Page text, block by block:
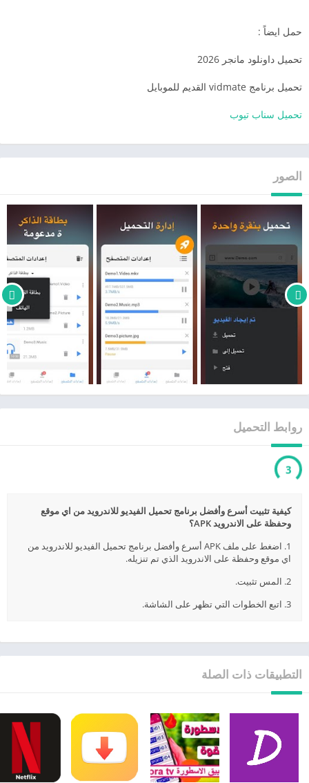
حمل ايضاً :
تحميل داونلود مانجر 2026
تحميل برنامج vidmate القديم للموبايل
تحميل سناب تيوب
الصور
روابط التحميل
3
كيفية تثبيت أسرع وأفضل برنامج تحميل الفيديو للاندرويد من اي موقع
وحفظة على الاندرويد APK؟
1. اضغط على ملف APK أسرع وأفضل برنامج تحميل الفيديو للاندرويد من
اي موقع وحفظة على الاندرويد الذي تم تنزيله.
2. المس تثبيت.
3. اتبع الخطوات التي تظهر على الشاشة.
التطبيقات ذات الصلة